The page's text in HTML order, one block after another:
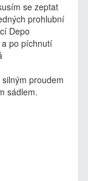
se zeptat
prohlubní
Depo
po píchnutí
proudem
sádlem.